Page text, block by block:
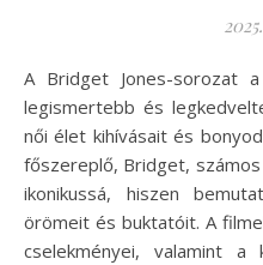
A Bridget Jones-sorozat a romantikus vígjátékok egyik
legismertebb és
női élet kihívásait és
főszereplő, Bridget,
ikonikussá, hiszen
örömeit és buktatóit. A
cselekményei, valamint a